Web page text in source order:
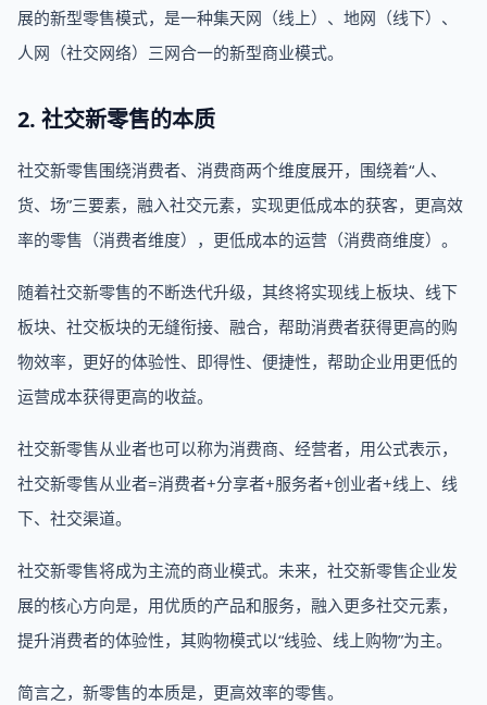
展的新型零售模式，是一种集天网（线上）、地网（线下）、
人网（社交网络）三网合一的新型商业模式。
2. 社交新零售的本质
社交新零售围绕消费者、消费商两个维度展开，围绕着“人、
货、场”三要素，融入社交元素，实现更低成本的获客，更高效
率的零售（消费者维度），更低成本的运营（消费商维度）。
随着社交新零售的不断迭代升级，其终将实现线上板块、线下
板块、社交板块的无缝衔接、融合，帮助消费者获得更高的购
物效率，更好的体验性、即得性、便捷性，帮助企业用更低的
运营成本获得更高的收益。
社交新零售从业者也可以称为消费商、经营者，用公式表示，
社交新零售从业者=消费者+分享者+服务者+创业者+线上、线
下、社交渠道。
社交新零售将成为主流的商业模式。未来，社交新零售企业发
展的核心方向是，用优质的产品和服务，融入更多社交元素，
提升消费者的体验性，其购物模式以“线验、线上购物”为主。
简言之，新零售的本质是，更高效率的零售。